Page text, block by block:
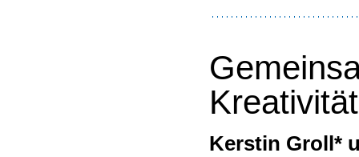
Kreativität
Kerstin Groll*